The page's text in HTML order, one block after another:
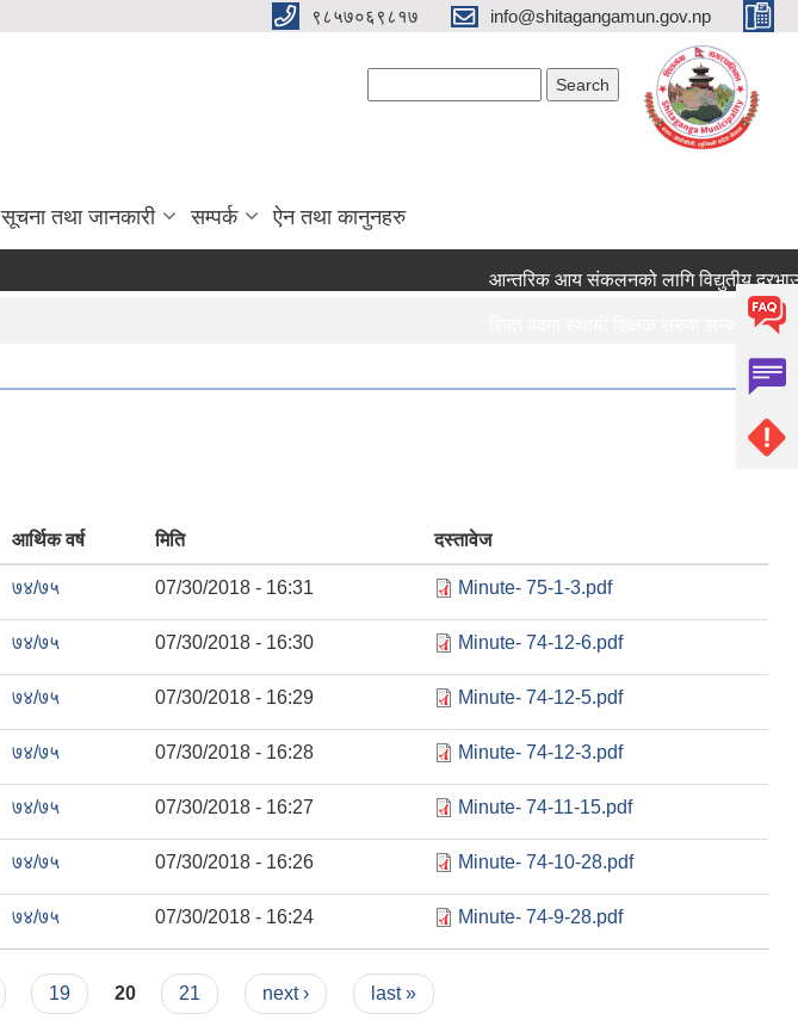
९८५७०६९८१७ info@shitagangamun.gov.np
सूचना तथा जानकारी सम्पर्क ऐन तथा कानुनहरु
आन्तरिक आय संकलनको लागि विद्युतीय
रिक्त पदमा स्थायी शिक्षक सरुवा सम्बन्धमा ।।।
रिक्त पदमा स्थायी शिक्षक सरुवा सम्बन्धमा ।।।
आर्थिक वर्ष मिति दस्तावेज
७४/७५ 07/30/2018 - 16:31 Minute- 75-1-3.pdf
७४/७५ 07/30/2018 - 16:30 Minute- 74-12-6.pdf
७४/७५ 07/30/2018 - 16:29 Minute- 74-12-5.pdf
७४/७५ 07/30/2018 - 16:28 Minute- 74-12-3.pdf
७४/७५ 07/30/2018 - 16:27 Minute- 74-11-15.pdf
७४/७५ 07/30/2018 - 16:26 Minute- 74-10-28.pdf
७४/७५ 07/30/2018 - 16:24 Minute- 74-9-28.pdf
19 20 21 next › last »